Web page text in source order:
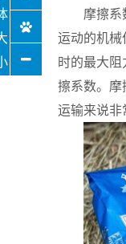
摩擦
运动的机
时的最大
擦系数。
运输来说非